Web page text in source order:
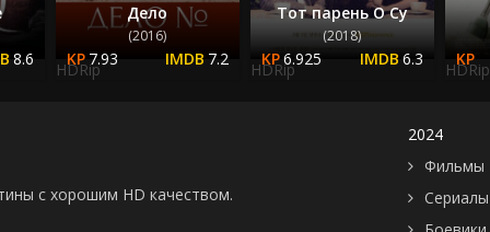
8.6
Дело
(2016)
7.93 7.2
HDRip
Тот парень О Су
(2018)
6.925 6.3
HDRip HDRip
с хорошим HD качеством.
2024
Фильмы